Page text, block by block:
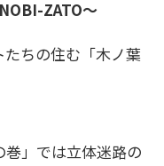
ZATO～
ちの住む「木ノ葉
」では立体迷路の